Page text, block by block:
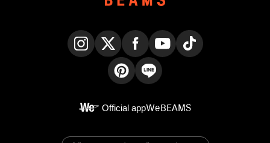
Official appWeBEAMS